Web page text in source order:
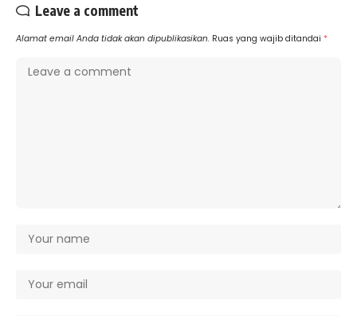
Leave a comment
Alamat email Anda tidak akan dipublikasikan. Ruas yang wajib ditandai *